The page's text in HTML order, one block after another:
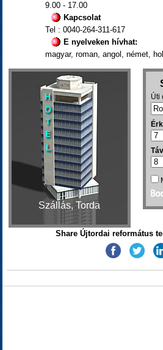
9.00 - 17.00
Kapcsolat
Tel : 0040-264-311-617
E nyelveken hívhat:
magyar, roman, angol, német,
Szállás, Torda
Share Újtordai református